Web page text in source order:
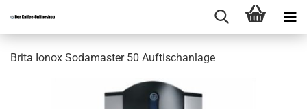
Brita Ionox Sodamaster 50 Auftischanlage